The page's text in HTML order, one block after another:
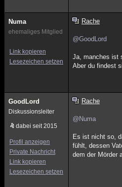
Numa
ehemaliges Mitglied
Link kopieren
Lesezeichen setzen
Rache
@GoodLord
Ja, manches ist
Aber du findest
GoodLord
Diskussionsleiter
dabei seit 2015
Profil anzeigen
Private Nachricht
Link kopieren
Lesezeichen setzen
Rache
@Numa
Es ist nicht so,
fühlt, dessen
dem der Mörder